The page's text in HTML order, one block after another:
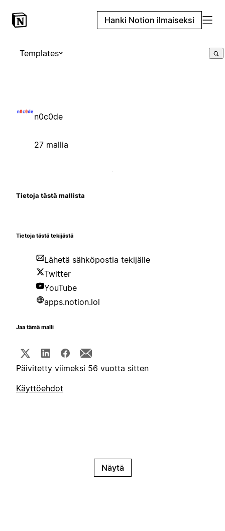
Hanki Notion ilmaiseksi
Templates
n0c0de
27 mallia
Tietoja tästä mallista
Tietoja tästä tekijästä
Lähetä sähköpostia tekijälle
Twitter
YouTube
apps.notion.lol
Jaa tämä malli
Päivitetty viimeksi 56 vuotta sitten
Käyttöehdot
Näytä